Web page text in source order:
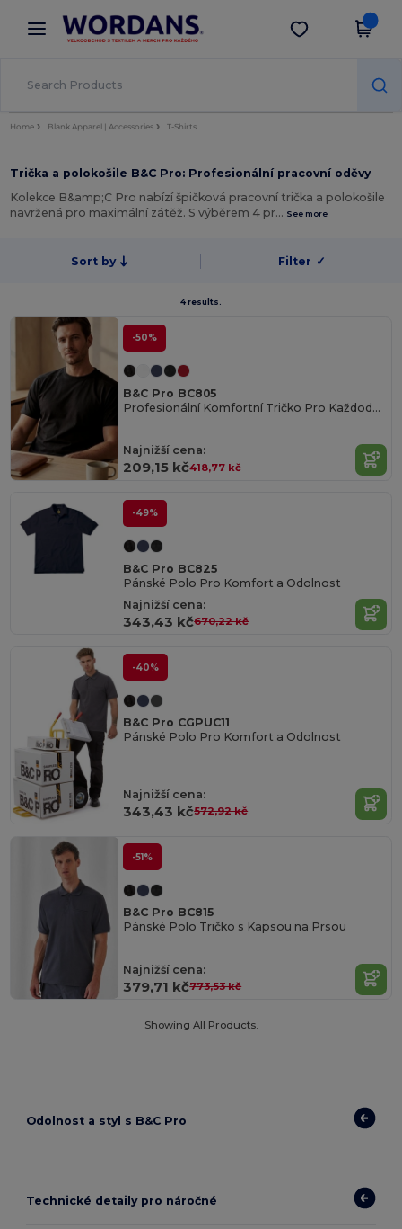
× Aplikace Wordans
Lepší ceny v aplikaci!
Stáhnout app
Home Blank Apparel | Accessories T-Shirts
Trička a polokošile B&C Pro: Profesionální pracovní oděvy
Kolekce B&amp;C Pro nabízí špičková pracovní trička a polokošile
navržená pro maximální zátěž. S výběrem 4 pr… See more
Sort by Filter ✓
4 results.
-50%
B&C Pro BC805
Profesionální Komfortní Tričko Pro Každodenní Nošení
Najnižší cena:
209,15 kč418,77 kč
-49%
B&C Pro BC825
Pánské Polo Pro Komfort a Odolnost
Najnižší cena:
343,43 kč670,22 kč
-40%
B&C Pro CGPUC11
Pánské Polo Pro Komfort a Odolnost
Najnižší cena:
343,43 kč572,92 kč
-51%
B&C Pro BC815
Pánské Polo Tričko s Kapsou na Prsou
Najnižší cena:
379,71 kč773,53 kč
Showing All Products.
Odolnost a styl s B&C Pro
Technické detaily pro náročné